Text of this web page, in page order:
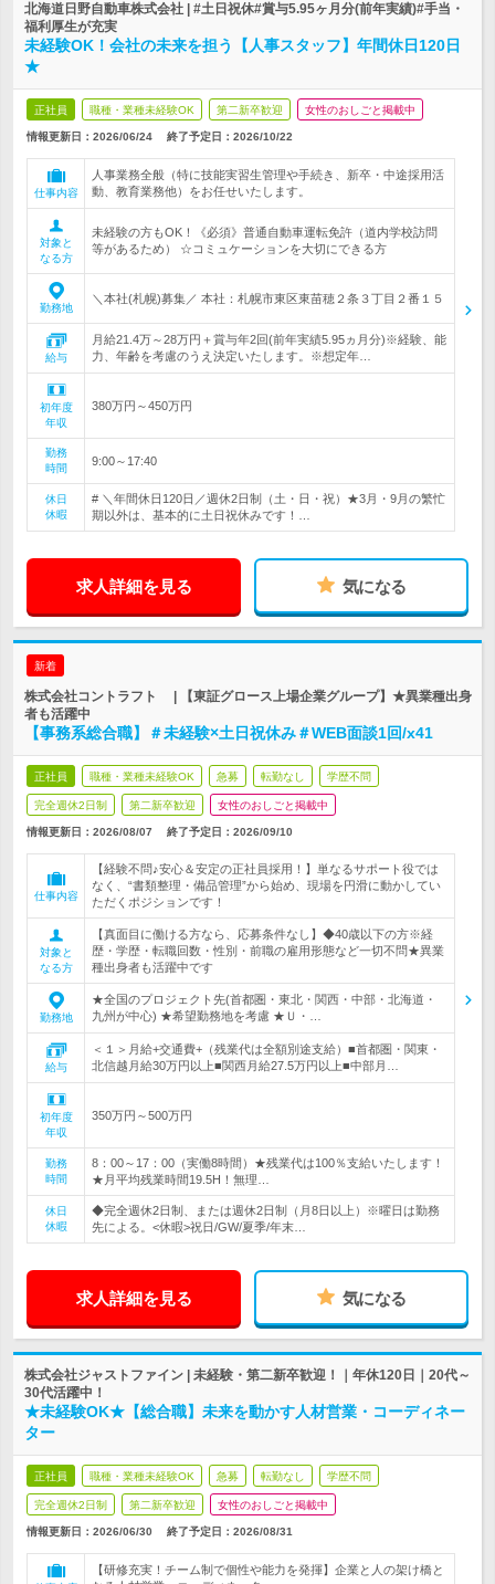
北海道日野自動車株式会社 | #土日祝休#賞与5.95ヶ月分(前年実績)#手当・
福利厚生が充実
未経験OK！会社の未来を担う【人事スタッフ】年間休日120日
★
正社員 職種・業種未経験OK 第二新卒歓迎 女性のおしごと掲載中
情報更新日：2026/06/24 終了予定日： 2026/10/22
仕事内容
人事業務全般（特に技能実習生管理や手続き、新卒・中途採用活
動、教育業務他）をお任せいたします。
対象と
なる方
未経験の方もOK！《必須》普通自動車運転免許（道内学校訪問
等があるため） ☆コミュケーションを大切にできる方
勤務地
＼本社(札幌)募集／ 本社：札幌市東区東苗穂２条３丁目２番１５
給与
月給21.4万～28万円＋賞与年2回(前年実績5.95ヵ月分)※経験、能
力、年齢を考慮のうえ決定いたします。※想定年…
初年度
年収
380万円～450万円
勤務
時間
9:00～17:40
休日
休暇
# ＼年間休日120日／週休2日制（土・日・祝）★3月・9月の繁忙
期以外は、基本的に土日祝休みです！…
求人詳細を見る 気になる
新着
株式会社コントラフト | 【東証グロース上場企業グループ】★異業種出身
者も活躍中
【事務系総合職】＃未経験×土日祝休み＃WEB面談1回/x41
正社員 職種・業種未経験OK 急募 転勤なし 学歴不問
完全週休2日制 第二新卒歓迎 女性のおしごと掲載中
情報更新日：2026/08/07 終了予定日： 2026/09/10
仕事内容
【経験不問♪安心＆安定の正社員採用！】単なるサポート役では
なく、“書類整理・備品管理”から始め、現場を円滑に動かしてい
ただくポジションです！
対象と
なる方
【真面目に働ける方なら、応募条件なし】◆40歳以下の方※経
歴・学歴・転職回数・性別・前職の雇用形態など一切不問★異業
種出身者も活躍中です
勤務地
★全国のプロジェクト先(首都圏・東北・関西・中部・北海道・
九州が中心) ★希望勤務地を考慮 ★Ｕ・…
給与
＜１＞月給+交通費+（残業代は全額別途支給）■首都圏・関東・
北信越月給30万円以上■関西月給27.5万円以上■中部月…
初年度
年収
350万円～500万円
勤務
時間
8：00～17：00（実働8時間）★残業代は100％支給いたします！
★月平均残業時間19.5H！無理…
休日
休暇
◆完全週休2日制、または週休2日制（月8日以上）※曜日は勤務
先による。<休暇>祝日/GW/夏季/年末…
求人詳細を見る 気になる
株式会社ジャストファイン | 未経験・第二新卒歓迎！｜年休120日｜20代～
30代活躍中！
★未経験OK★【総合職】未来を動かす人材営業・コーディネー
ター
正社員 職種・業種未経験OK 急募 転勤なし 学歴不問
完全週休2日制 第二新卒歓迎 女性のおしごと掲載中
情報更新日：2026/06/30 終了予定日： 2026/08/31
【研修充実！チーム制で個性や能力を発揮】企業と人の架け橋と